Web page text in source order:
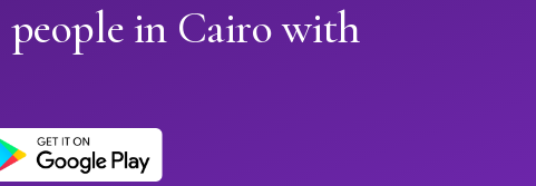
people in Cairo with